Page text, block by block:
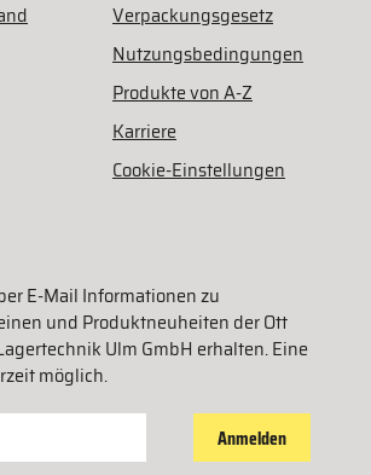
Verpackungsgesetz
Nutzungsbedingungen
Produkte von A-Z
Karriere
Cookie-Einstellungen
E-Mail Informationen zu
und Produktneuheiten der Ott
Ulm GmbH erhalten. Eine
möglich.
Anmelden